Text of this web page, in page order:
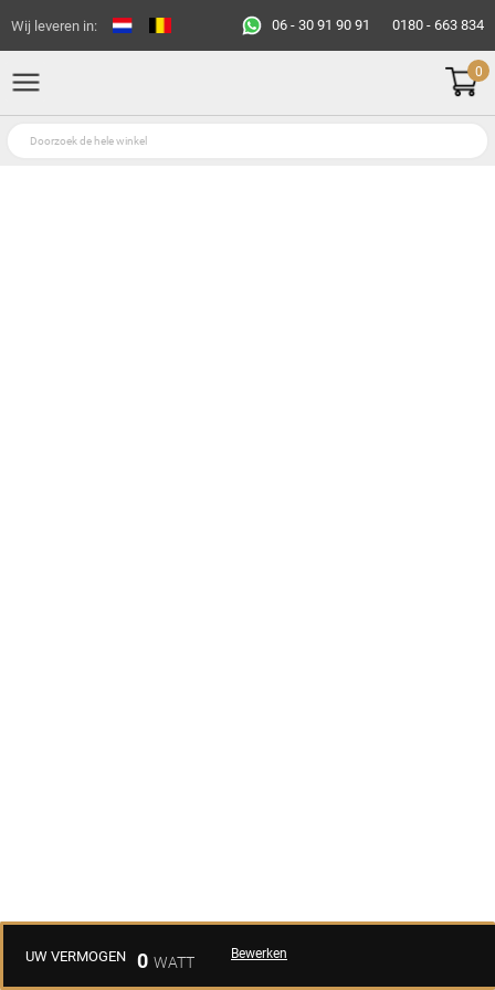
Wij leveren in: 06 - 30 91 90 91 0180 - 663 834
0
UW VERMOGEN 0 Bewerken